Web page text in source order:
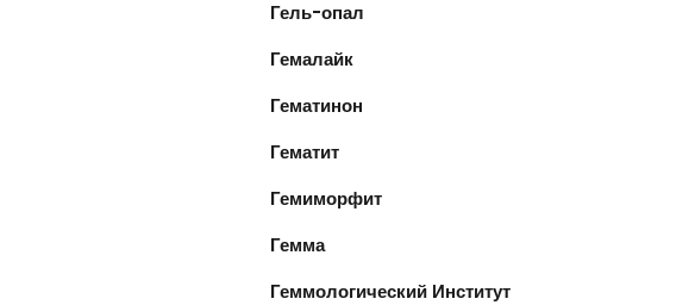
Гель-опал
Гемалайк
Гематинон
Гематит
Гемиморфит
Гемма
Геммологический Институт